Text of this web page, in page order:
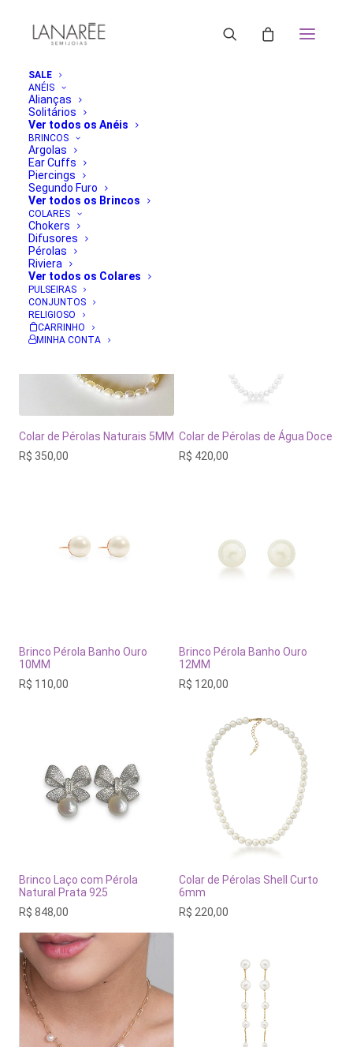
SALE
ANÉIS
Alianças
Solitários
Ver todos os Anéis
BRINCOS
Argolas
Ear Cuffs
Piercings
Segundo Furo
Ver todos os Brincos
COLARES
Chokers
Difusores
Pérolas
Riviera
Ver todos os Colares
PULSEIRAS
CONJUNTOS
RELIGIOSO
CARRINHO
MINHA CONTA
ORDENAR POR PREÇO: MAIOR PARA MENOR
Colar de Pérolas Naturais 5MM
R$ 350,00
Colar de Pérolas de Água Doce
R$ 420,00
Brinco Pérola Banho Ouro
10MM
R$ 110,00
Brinco Pérola Banho Ouro
12MM
R$ 120,00
Brinco Laço com Pérola
Natural Prata 925
R$ 848,00
Colar de Pérolas Shell Curto
6mm
R$ 220,00